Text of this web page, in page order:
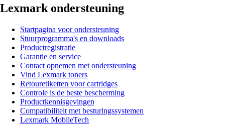
Lexmark ondersteuning
Startpagina voor ondersteuning
Stuurprogramma's en downloads
Productregistratie
Garantie en service
Contact opnemen met ondersteuning
Vind Lexmark toners
Retouretiketten voor cartridges
Controle is de beste bescherming
Productkennisgevingen
Compatibiliteit met besturingssystemen
Lexmark MobileTech